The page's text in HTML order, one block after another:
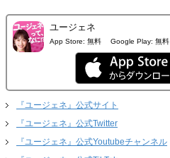
ユージェネ
App Store: 無料 Google Play: 無料
『ユージェネ』公式サイト
『ユージェネ』公式Twitter
『ユージェネ』公式Youtubeチャンネル